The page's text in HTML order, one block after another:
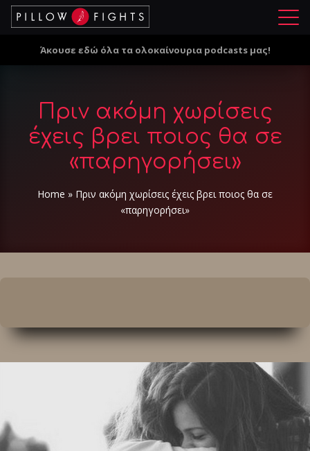
Μ
ο
Άκουσε εδώ όλα τα ολοκαίνουρια podcasts μας!
Πριν ακόμη χωρίσεις
έχεις βρει ποιος θα σε
«παρηγορήσει»
Home » Πριν ακόμη χωρίσεις έχεις βρει ποιος θα σε
«παρηγορήσει»